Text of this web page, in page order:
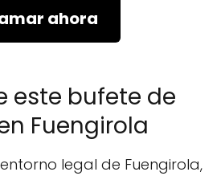
ahora
este bufete de
Fuengirola
legal de Fuengirola,